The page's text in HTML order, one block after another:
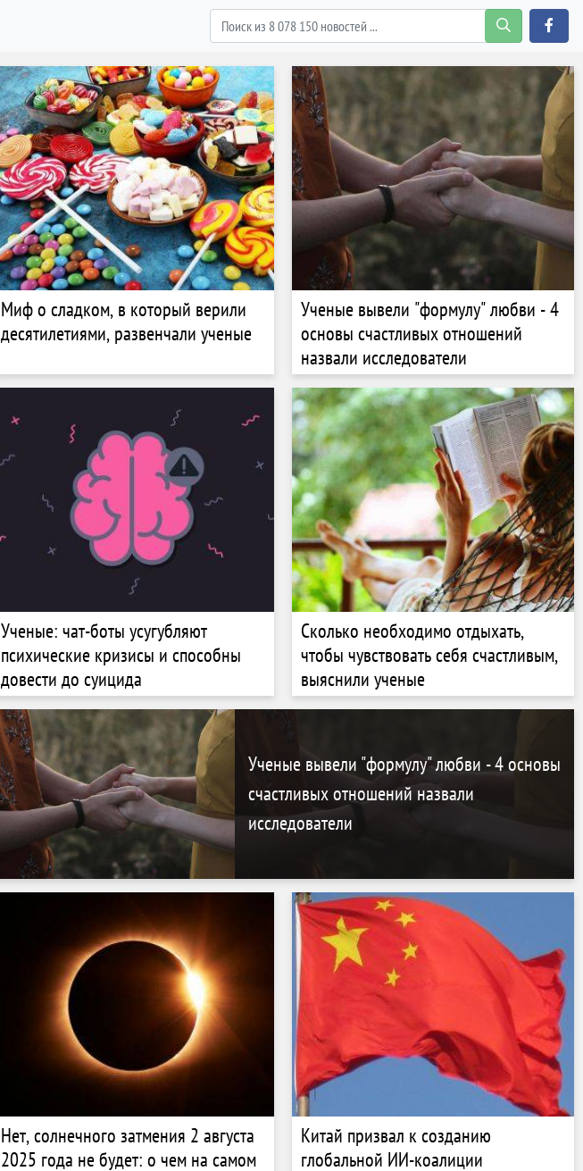
Миф о сладком, в который верили
десятилетиями, развенчали ученые
Ученые вывели "формулу" любви - 4
основы счастливых отношений
назвали исследователи
Ученые: чат-боты усугубляют
психические кризисы и способны
довести до суицида
Сколько необходимо отдыхать,
чтобы чувствовать себя счастливым,
выяснили ученые
Ученые вывели "формулу" любви - 4 основы
счастливых отношений назвали
исследователи
Нет, солнечного затмения 2 августа
2025 года не будет: о чем на самом
Китай призвал к созданию
глобальной ИИ-коалиции